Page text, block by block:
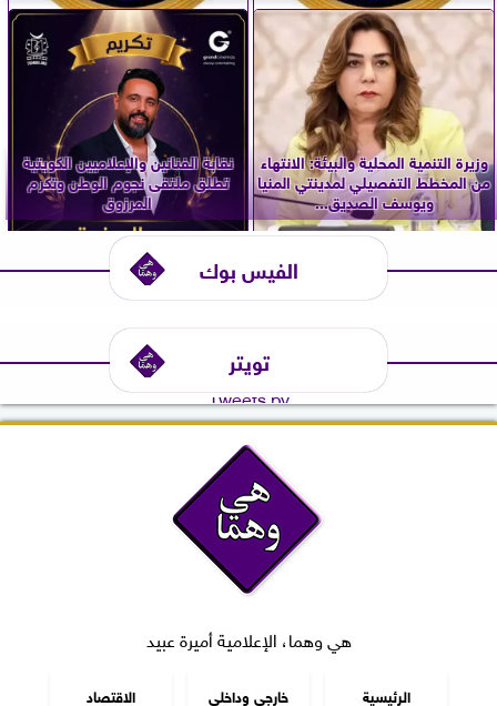
وزيرة التنمية المحلية والبيئة: الانتهاء
من المخطط التفصيلي لمدينتي المنيا
ويوسف الصديق...
نقابة الفنانين والإعلاميين الكويتية
تطلق ملتقى نجوم الوطن وتكرم
المرزوق
الفيس بوك
تويتر
Tweets by
هي وهما، الإعلامية أميرة عبيد
الرئيسية خارجي وداخلي الاقتصاد